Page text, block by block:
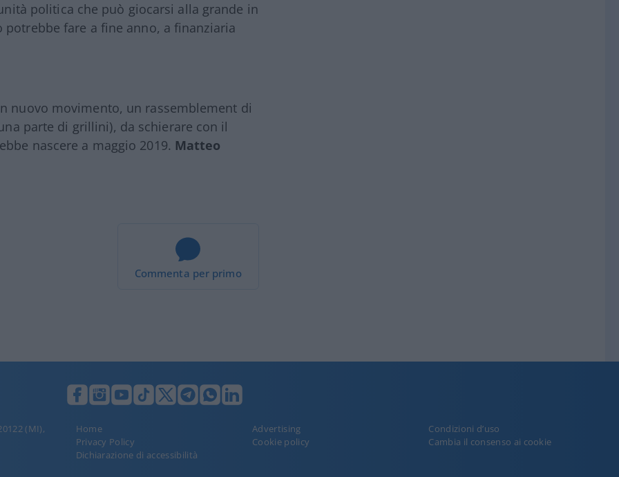
politica che può giocarsi alla grande in
fare a fine anno, a finanziaria
nuovo movimento, un rassemblement di
parte di grillini), da schierare con il
nascere a maggio 2019. Matteo
Commenta per primo
(MI),
Home Advertising
Condizioni d’uso
Privacy Policy
Cookie policy
Cambia il consenso ai cookie
Dichiarazione di accessibilità